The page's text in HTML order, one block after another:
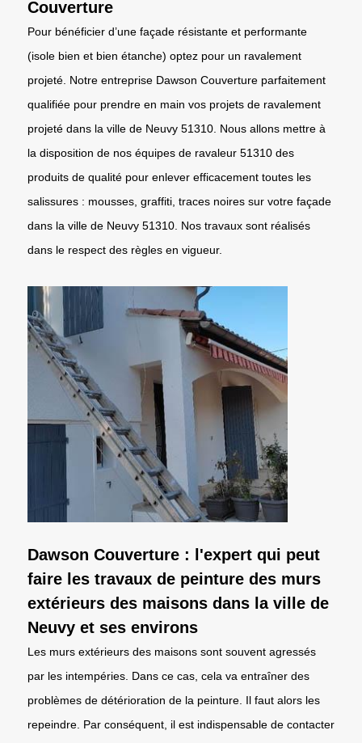
Couverture
Pour bénéficier d’une façade résistante et performante
(isole bien et bien étanche) optez pour un ravalement
projeté. Notre entreprise Dawson Couverture parfaitement
qualifiée pour prendre en main vos projets de ravalement
projeté dans la ville de Neuvy 51310. Nous allons mettre à
la disposition de nos équipes de ravaleur 51310 des
produits de qualité pour enlever efficacement toutes les
salissures : mousses, graffiti, traces noires sur votre façade
dans la ville de Neuvy 51310. Nos travaux sont réalisés
dans le respect des règles en vigueur.
Dawson Couverture : l'expert qui peut
faire les travaux de peinture des murs
extérieurs des maisons dans la ville de
Neuvy et ses environs
Les murs extérieurs des maisons sont souvent agressés
par les intempéries. Dans ce cas, cela va entraîner des
problèmes de détérioration de la peinture. Il faut alors les
repeindre. Par conséquent, il est indispensable de contacter